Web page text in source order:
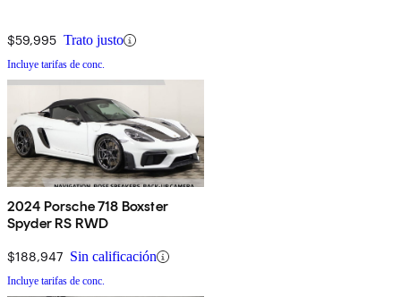
$59,995 Trato justo
Incluye tarifas de conc.
2024 Porsche 718 Boxster
Spyder RS RWD
$188,947 Sin calificación
Incluye tarifas de conc.